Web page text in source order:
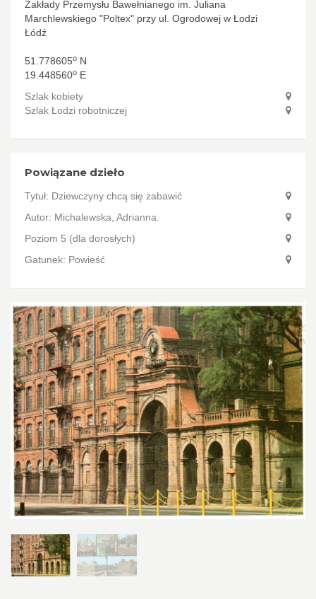
Zakłady Przemysłu Bawełnianego im. Juliana
Marchlewskiego "Poltex" przy ul. Ogrodowej w Łodzi
Łódź
51.778605o N
19.448560o E
Szlak kobiety
Szlak Łodzi robotniczej
Powiązane dzieło
Tytuł: Dziewczyny chcą się zabawić
Autor: Michalewska, Adrianna.
Poziom 5 (dla dorosłych)
Gatunek: Powieść